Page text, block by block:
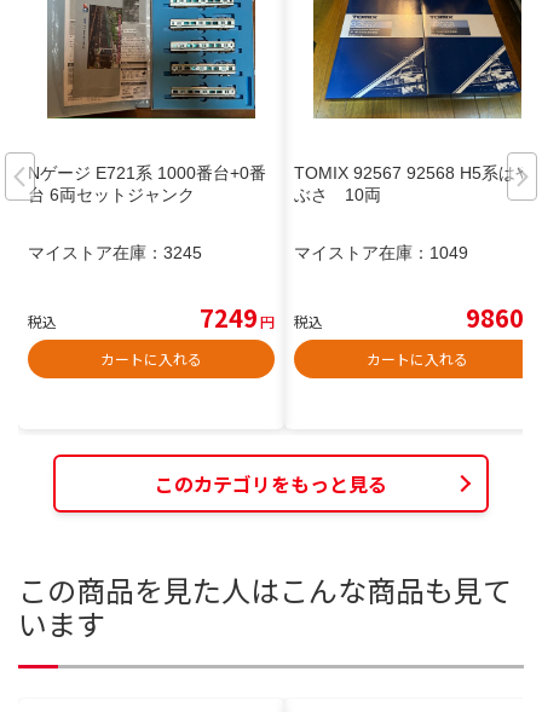
Nゲージ E721系 1000番台+0番
台 6両セットジャンク
マイストア在庫： 3245
税込 7249円
カートに入れる
TOMIX 92567 92568 H5系はや
ぶさ 10両
マイストア在庫： 1049
税込 9860
カートに入れる
このカテゴリをもっと見る
この商品を見た人はこんな商品も見て
います